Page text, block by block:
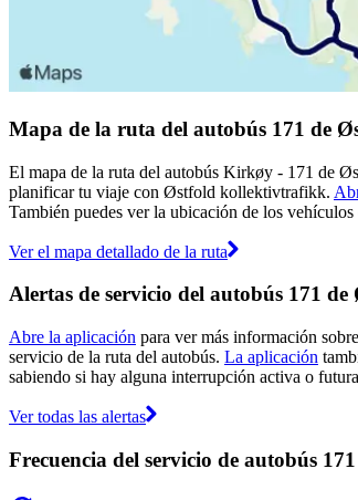
Mapa de la ruta del autobús 171 de
El mapa de la ruta del autobús Kirkøy - 171 de
planificar tu viaje con Østfold kollektivtrafikk.
También puedes ver la ubicación de los
Ver el mapa detallado de la ruta
Alertas de servicio del autobús 171
Abre la aplicación para ver más información
servicio de la ruta del autobús. La aplicación
sabiendo si hay alguna interrupción activa o
Ver todas las alertas
Frecuencia del servicio de autobús